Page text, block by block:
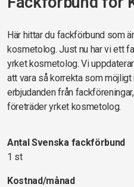
Här hittar du fackförbund som
kosmetolog. Just nu har vi ett
yrket kosmetolog. Vi
att vara så korrekta som
erbjudanden från
företräder yrket kosmetolog.
Antal Svenska fackförbund
1 st
Kostnad/månad